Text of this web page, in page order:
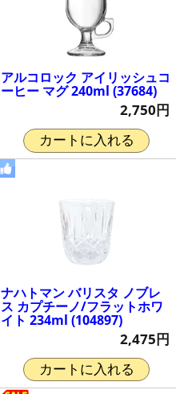
アルコロック アイリッシュコ
ーヒー マグ 240ml (37684)
2,750円
カートに入れる
ナハトマン バリスタ ノブレ
ス カプチーノ/フラットホワ
イト 234ml (104897)
2,475円
カートに入れる